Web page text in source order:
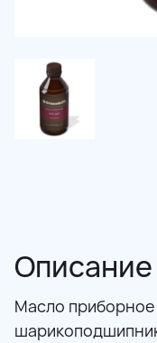
Описание
Масло